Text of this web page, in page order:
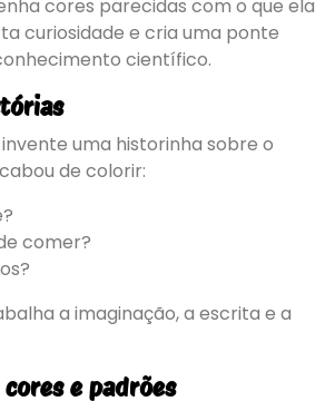
cores parecidas com o que ela
curiosidade e cria uma ponte
científico.
uma historinha sobre o
de colorir:
comer?
a imaginação, a escrita e a
e padrões